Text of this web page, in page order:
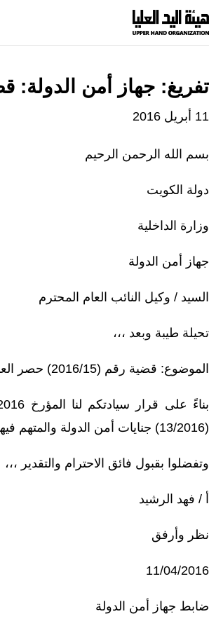
انتقل
إلى
المحتوى
تفريغ: جهاز أمن الدولة: قضية رقم
11 أبريل 2016
بسم الله الرحمن الرحيم
دولة الكويت
وزارة الداخلية
جهاز أمن الدولة
السيد / وكيل النائب العام المحترم
تحيلة طيبة وبعد ،،،
الموضوع: قضية رقم (2016/15) حصر العاصمة
(13/2016) جنايات أمن الدولة والمتهم فيها / محمد سلمان محمد عباس – كويتي الجنسية .
وتفضلوا بقبول فائق الاحترام والتقدير ،،،
أ / فهد الرشيد
نظر وأرفق
11/04/2016
ضابط جهاز أمن الدولة